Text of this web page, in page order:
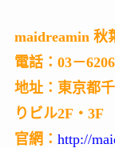
maidreamin 秋
電話：03－
地址：東京都
りビル2F・3F
官網： http://